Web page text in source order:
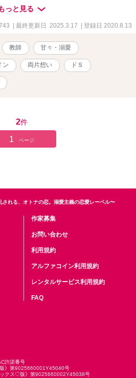
（ポイピク）
書き下ろしのため、公開後に加筆修正
。完結時に完成形になると思っていた
っと見る
| 最終更新日 2025.3.17 | 登録日 2020.8.13
教師 甘々・溺愛
ン 両片想い ドＳ
2件
1 ページ
される、オトナの恋。溺愛主義の恋愛レーベル〜
作家募集
お問い合わせ
利用規約
アルファコイン利用規約
レンタルサービス利用規約
FAQ
許諾番号
版》第9025660001Y45040号
ックス♡版》第9025660002Y45038号